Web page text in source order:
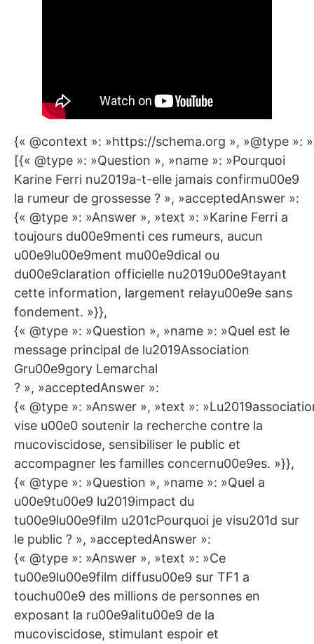
{« @context »: »https://schema.org », »@type »:
[{« @type »: »Question », »name »: »Pourquoi
Karine Ferri nu2019a-t-elle jamais confirmu00e9
la rumeur de grossesse ? », »acceptedAnswer »:
{« @type »: »Answer », »text »: »Karine Ferri a
toujours du00e9menti ces rumeurs, aucun
u00e9lu00e9ment mu00e9dical ou
du00e9claration officielle nu2019u00e9tayant
cette information, largement relayu00e9e sans
fondement. »}},
{« @type »: »Question », »name »: »Quel est le
message principal de lu2019Association
Gru00e9gory Lemarchal
? », »acceptedAnswer »:
{« @type »: »Answer », »text »:
vise u00e0 soutenir la recherche contre la
mucoviscidose, sensibiliser le public et
accompagner les familles concernu00e9es. »}},
{« @type »: »Question », »name »: »Quel a
u00e9tu00e9 lu2019impact du
tu00e9lu00e9film u201cPourquoi je visu201d sur
le public ? », »acceptedAnswer »:
{« @type »: »Answer », »text »: »Ce
tu00e9lu00e9film diffusu00e9 sur TF1 a
touchu00e9 des millions de personnes en
exposant la ru00e9alitu00e9 de la
mucoviscidose, stimulant espoir et